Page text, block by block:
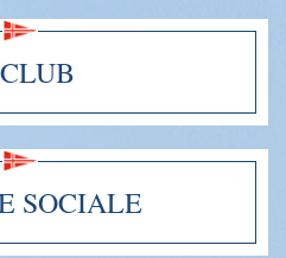
SOCIALE